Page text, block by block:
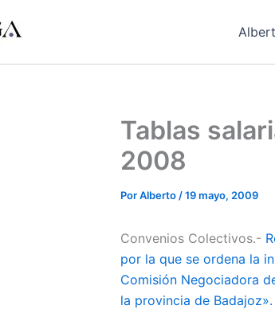
Tablas
2008
PorAlberto /19 mayo, 2009
Convenios Colectivos.-
por la que se ordena la
Comisión Negociadora
la provincia de